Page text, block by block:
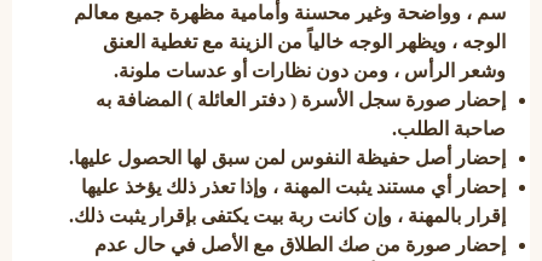
سم ، وواضحة وغير محسنة وأمامية مظهرة جميع معالم
الوجه ، ويظهر الوجه خالياً من الزينة مع تغطية العنق
وشعر الرأس ، ومن دون نظارات أو عدسات ملونة.
إحضار صورة سجل الأسرة ( دفتر العائلة ) المضافة به
صاحبة الطلب.
إحضار أصل حفيظة النفوس لمن سبق لها الحصول عليها.
إحضار أي مستند يثبت المهنة ، وإذا تعذر ذلك يؤخذ عليها
إقرار بالمهنة ، وإن كانت ربة بيت يكتفى بإقرار يثبت ذلك.
إحضار صورة من صك الطلاق مع الأصل في حال عدم